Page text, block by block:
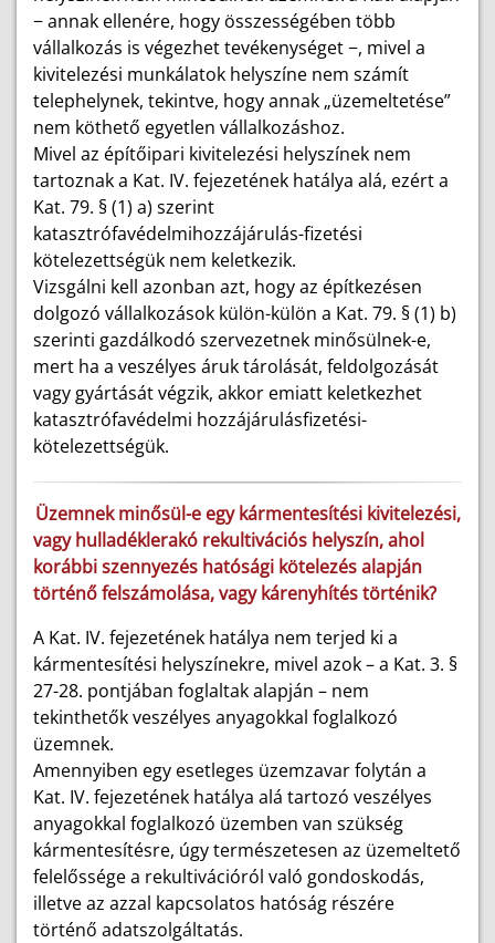
− annak ellenére, hogy összességében több
vállalkozás is végezhet tevékenységet −, mivel a
kivitelezési munkálatok helyszíne nem számít
telephelynek, tekintve, hogy annak „üzemeltetése”
nem köthető egyetlen vállalkozáshoz.
Mivel az építőipari kivitelezési helyszínek nem
tartoznak a Kat. IV. fejezetének hatálya alá, ezért a
Kat. 79. § (1) a) szerint
katasztrófavédelmihozzájárulás-fizetési
kötelezettségük nem keletkezik.
Vizsgálni kell azonban azt, hogy az építkezésen
dolgozó vállalkozások külön-külön a Kat. 79. § (1) b)
szerinti gazdálkodó szervezetnek minősülnek-e,
mert ha a veszélyes áruk tárolását, feldolgozását
vagy gyártását végzik, akkor emiatt keletkezhet
katasztrófavédelmi hozzájárulásfizetési-
kötelezettségük.
Üzemnek minősül-e egy kármentesítési kivitelezési,
vagy hulladéklerakó rekultivációs helyszín, ahol
korábbi szennyezés hatósági kötelezés alapján
történő felszámolása, vagy kárenyhítés történik?
A Kat. IV. fejezetének hatálya nem terjed ki a
kármentesítési helyszínekre, mivel azok – a Kat. 3. §
27-28. pontjában foglaltak alapján – nem
tekinthetők veszélyes anyagokkal foglalkozó
üzemnek.
Amennyiben egy esetleges üzemzavar folytán a
Kat. IV. fejezetének hatálya alá tartozó veszélyes
anyagokkal foglalkozó üzemben van szükség
kármentesítésre, úgy természetesen az üzemeltető
felelőssége a rekultivációról való gondoskodás,
illetve az azzal kapcsolatos hatóság részére
történő adatszolgáltatás.